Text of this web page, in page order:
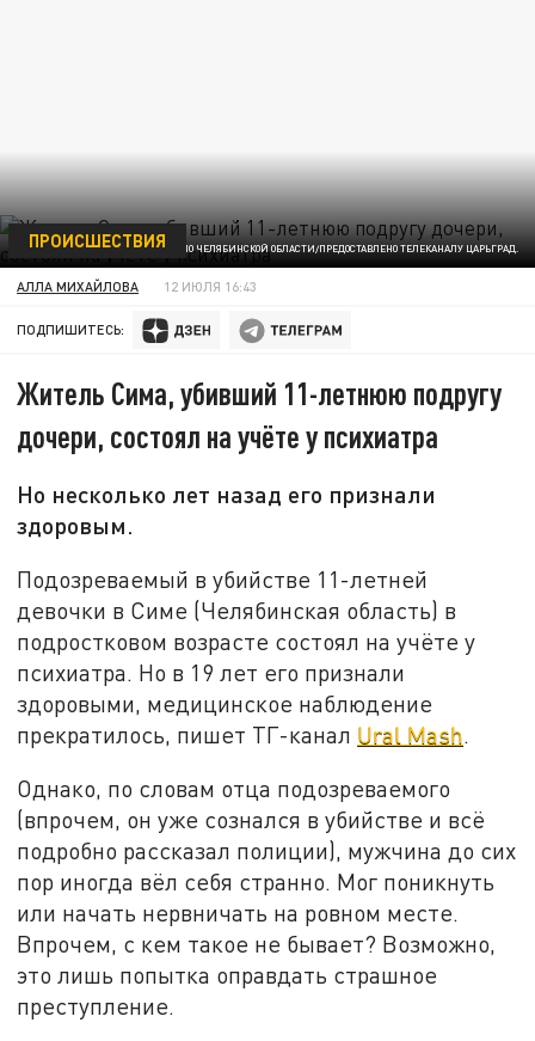
ФОТО: СК РОССИИ ПО ЧЕЛЯБИНСКОЙ ОБЛАСТИ/ПРЕДОСТАВЛЕНО ТЕЛЕКАНАЛУ ЦАРЬГРАД.
ПРОИСШЕСТВИЯ
АЛЛА МИХАЙЛОВА 12 ИЮЛЯ 16:43
ПОДПИШИТЕСЬ:
Житель Сима, убивший 11-летнюю подругу
дочери, состоял на учёте у психиатра
Но несколько лет назад его признали
здоровым.
Подозреваемый в убийстве 11-летней
девочки в Симе (Челябинская область) в
подростковом возрасте состоял на учёте у
психиатра. Но в 19 лет его признали
здоровыми, медицинское наблюдение
прекратилось, пишет ТГ-канал Ural Mash.
Однако, по словам отца подозреваемого
(впрочем, он уже сознался в убийстве и всё
подробно рассказал полиции), мужчина до сих
пор иногда вёл себя странно. Мог поникнуть
или начать нервничать на ровном месте.
Впрочем, с кем такое не бывает? Возможно,
это лишь попытка оправдать страшное
преступление.